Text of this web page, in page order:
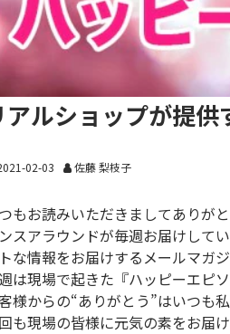
アルショップが提供
02-03 佐藤 梨枝子
もお読みいただきましてありがと
スアラウンドが毎週お届けして
な情報をお届けするメールマガジ
は現場で起きた『ハッピーエピ
様からの“ありがとう”はいつも
も現場の皆様に元気の素をお届け